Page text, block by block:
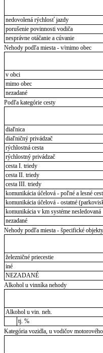
nedovolená rýchlosť jazdy
porušenie povinnosti vodiča
nesprávne otáčanie a cúvanie
Nehody podľa miesta - v/mimo obec
v obci
mimo obec
nezadané
Podľa kategórie cesty
diaľnica
diaľničný privádzač
rýchlostná cesta
rýchlostný privádzač
cesta I. triedy
cesta II. triedy
cesta III. triedy
komunikácia účelová - poľné a lesné
komunikácia účelová - ostatné
komunikácia v km systéme nesledovaná
nezadané
Nehody podľa miesta - špecifické objekty
železničné priecestie
iné
NEZADANÉ
Alkohol u vinníka nehody
Alkohol u vin. neh.
tj. %
Kategória vozidla, u vodičov